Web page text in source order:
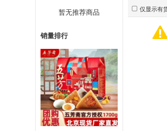
暂无推荐商品
销量排行
仅显示有